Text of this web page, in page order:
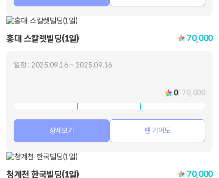
홍대 스칼렛빌딩(1일) 70,000
일정 : 2025.09.16 ~ 2025.09.16
0/ 70,000
상세보기 팬 기여도
청계천 한국빌딩(1일) 70,000